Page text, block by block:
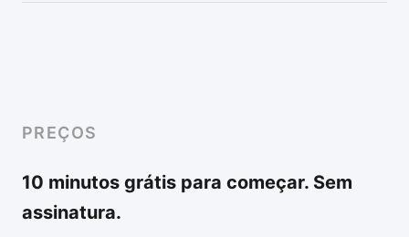
PREÇOS
10 minutos grátis para começar. Sem
assinatura.